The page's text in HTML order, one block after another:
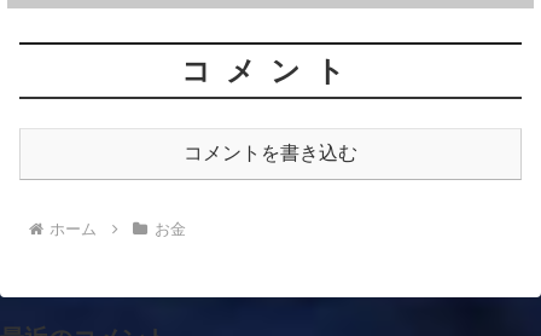
コメント
コメントを書き込む
ホーム お金